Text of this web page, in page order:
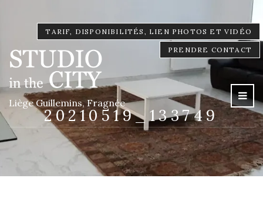
TARIF, DISPONIBILITÉS, LIEN PHOTOS ET VIDÉO
PRENDRE CONTACT
Liège Guillemins, Fragnée
20210519_133749